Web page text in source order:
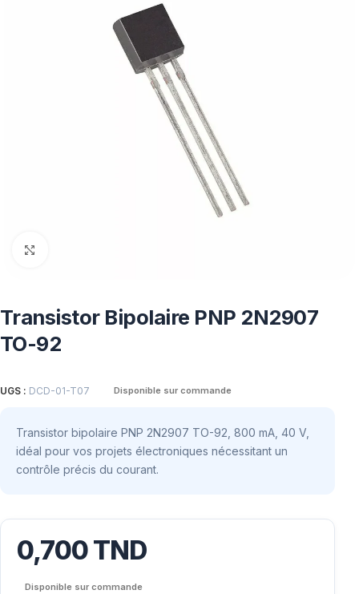
Transistor Bipolaire PNP 2N2907
TO-92
UGS : DCD-01-T07 Disponible sur commande
Transistor bipolaire PNP 2N2907 TO-92, 800 mA, 40 V,
idéal pour vos projets électroniques nécessitant un
contrôle précis du courant.
0,700TND
Disponible sur commande